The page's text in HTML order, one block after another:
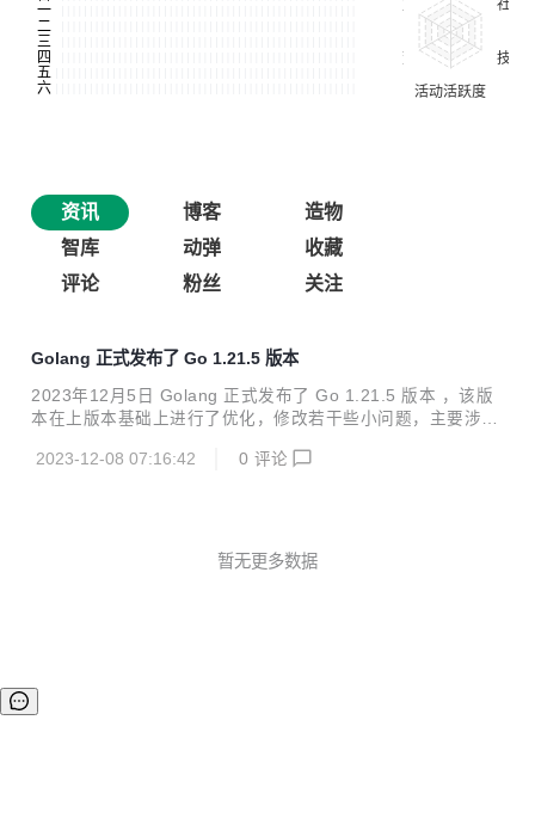
资讯 博客
造物
智库
动弹
收藏
评论
粉丝 关注
Golang 正式发布了 Go 1.21.5 版本
2023年12月5日 Golang 正式发布了 Go 1.21.5 版本 ，该版
本在上版本基础上进行了优化，修改若干些小问题，主要涉及
s security fixes to the go command, and the net/http and
2023-12-08 07:16:42 0 评论
暂无更多数据